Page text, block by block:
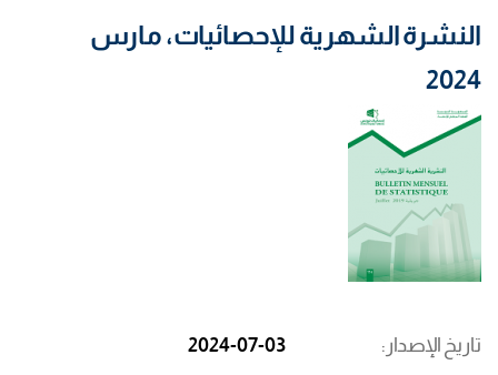
النشرة الشهرية للإحصائيات، مارس
2024
تاريخ الإصدار 2024-07-03